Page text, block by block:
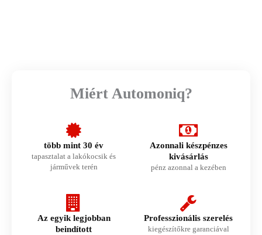
Miért Automoniq?
több mint 30 év
tapasztalat a lakókocsik és
járművek terén
Azonnali készpénzes
kivásárlás
pénz azonnal a kezében
Az egyik legjobban
beindított
Professzionális szerelés
kiegészítőkre garanciával